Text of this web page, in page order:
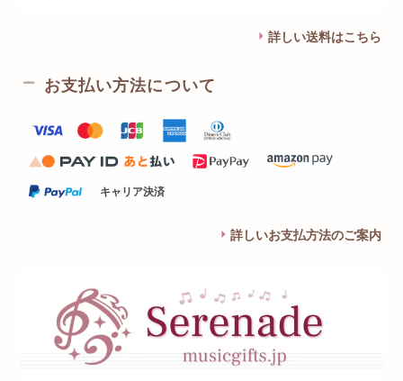
詳しい送料はこちら
お支払い方法について
キャリア決済
詳しいお支払方法のご案内